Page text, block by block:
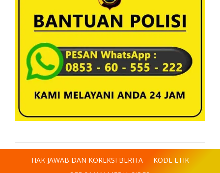
HAK JAWAB DAN KOREKSI BERITA
KODE ETIK